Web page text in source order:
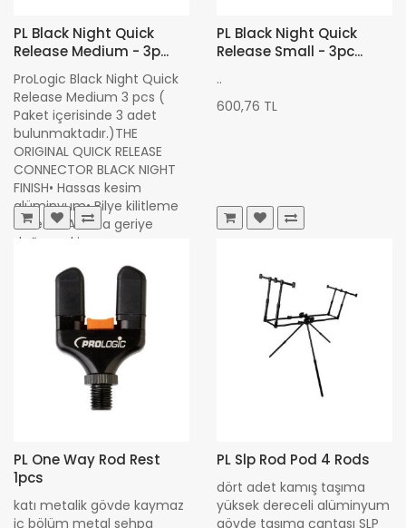
PL Black Night Quick
Release Medium - 3p...
ProLogic Black Night Quick
Release Medium 3 pcs (
Paket içerisinde 3 adet
bulunmaktadır.)THE
ORIGINAL QUICK RELEASE
CONNECTOR BLACK NIGHT
FINISH• Hassas kesim
alüminyum• Bilye kilitleme
sistemi• Anında geriye
doğru çekip açma•
800,00 TL
PL Black Night Quick
Release Small - 3pc...
..
600,76 TL
PL One Way Rod Rest
1pcs
katı metalik gövde kaymaz
iç bölüm metal sehpa
PL Slp Rod Pod 4 Rods
dört adet kamış taşıma
yüksek dereceli alüminyum
gövde taşıma çantası SLP